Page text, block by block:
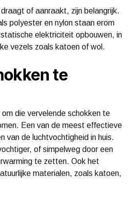
of aanraakt, zijn belangrijk.
polyester en nylon staan erom
elektriciteit opbouwen, in
vezels zoals katoen of wol.
te
om die vervelende schokken te
Een van de meest effectieve
van de luchtvochtigheid in huis.
of simpelweg door een
te zetten. Ook het
materialen, zoals katoen,